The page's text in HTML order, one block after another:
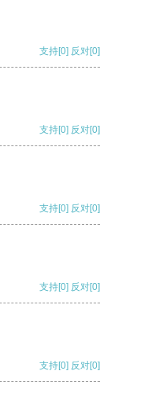
支持[0] 反对[0]
支持[0] 反对[0]
支持[0] 反对[0]
支持[0] 反对[0]
支持[0] 反对[0]